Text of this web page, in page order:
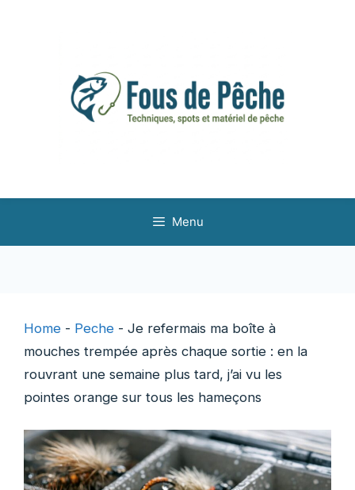
Menu
Home - Peche - Je refermais ma boîte à
mouches trempée après chaque sortie : en la
rouvrant une semaine plus tard, j’ai vu les
pointes orange sur tous les hameçons